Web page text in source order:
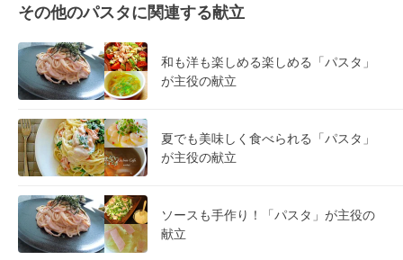
その他のパスタに関連する献立
和も洋も楽しめる楽しめる「パスタ」
が主役の献立
夏でも美味しく食べられる「パスタ」
が主役の献立
ソースも手作り！「パスタ」が主役の
献立